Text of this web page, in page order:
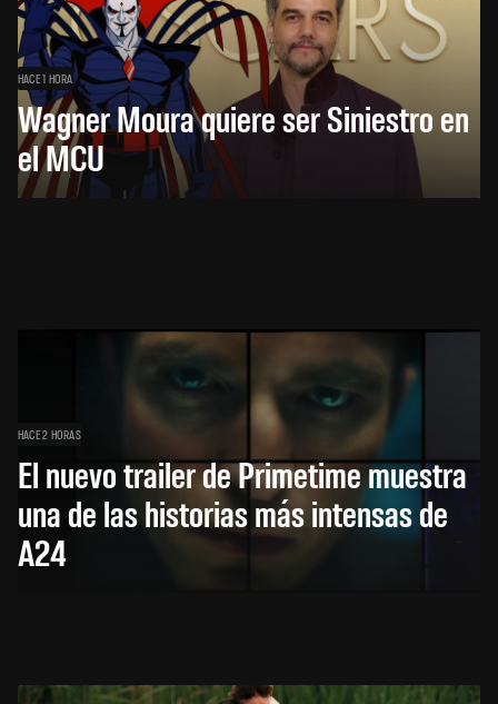
HACE 1 HORA
Wagner Moura quiere ser Siniestro en
el MCU
HACE 2 HORAS
El nuevo trailer de Primetime muestra
una de las historias más intensas de
A24